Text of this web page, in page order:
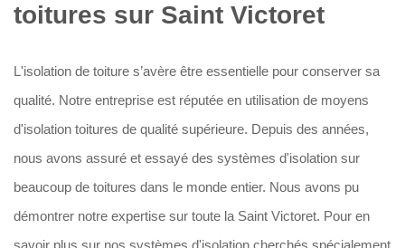
toitures sur Saint Victoret
L'isolation de toiture s’avère être essentielle pour conserver sa
qualité. Notre entreprise est réputée en utilisation de moyens
d'isolation toitures de qualité supérieure. Depuis des années,
nous avons assuré et essayé des systèmes d'isolation sur
beaucoup de toitures dans le monde entier. Nous avons pu
démontrer notre expertise sur toute la Saint Victoret. Pour en
savoir plus sur nos systèmes d'isolation cherchés spécialement